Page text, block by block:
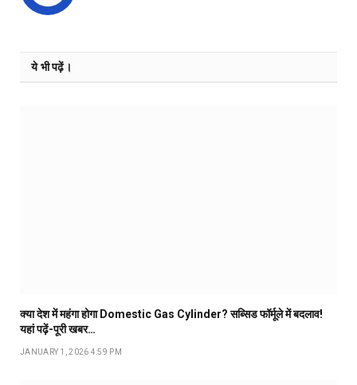
ये भी पढ़ें।
क्या देश में महंगा होगा Domestic Gas Cylinder? सब्सिड फॉर्मूले में बदलाव!
यहां पढ़ें-पूरी खबर…
JANUARY 1, 2026 4:59 PM